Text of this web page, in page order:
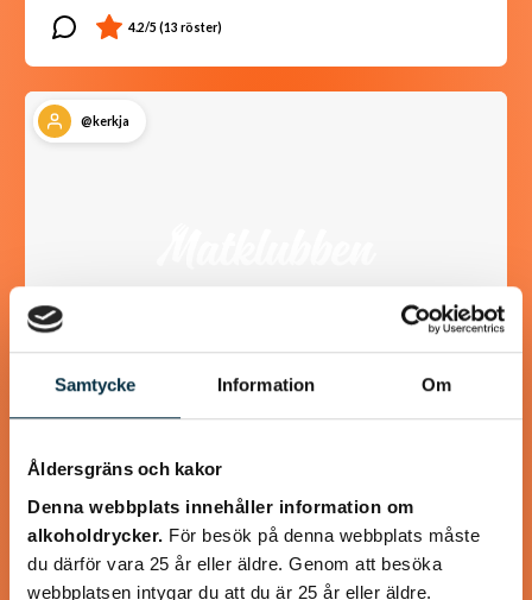
Samtycke Information Om
Åldersgräns och kakor
Denna webbplats innehåller information om
alkoholdrycker. För besök på denna webbplats måste
du därför vara 25 år eller äldre. Genom att besöka
webbplatsen intygar du att du är 25 år eller äldre.
@kerkja
För dig som älskar pannkaka men inte använder mjöl